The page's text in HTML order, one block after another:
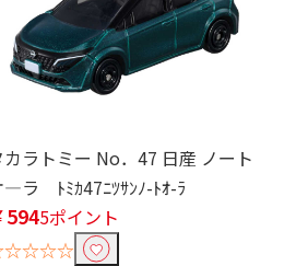
カラトミー No．47 日産 ノート
―ラ ﾄﾐｶ47ﾆﾂｻﾝﾉ-ﾄｵ-ﾗ
5945ポイント